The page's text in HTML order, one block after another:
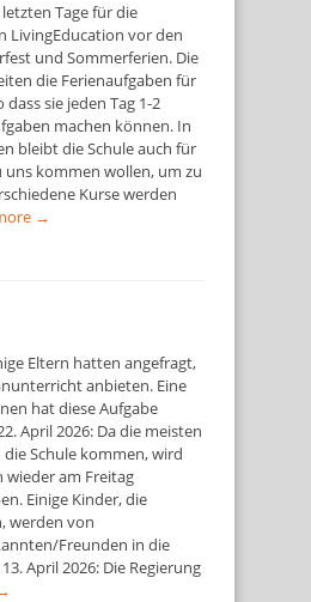
letzten Tage für die
LivingEducation vor den
und Sommerferien. Die
die Ferienaufgaben für
sie jeden Tag 1-2
machen können. In
bleibt die Schule auch für
uns kommen wollen, um zu
Kurse werden
→
Eltern hatten angefragt,
anbieten. Eine
hat diese Aufgabe
April 2026: Da die meisten
die Schule kommen, wird
wieder am Freitag
Einige Kinder, die
werden von
Freunden in die
April 2026: Die Regierung